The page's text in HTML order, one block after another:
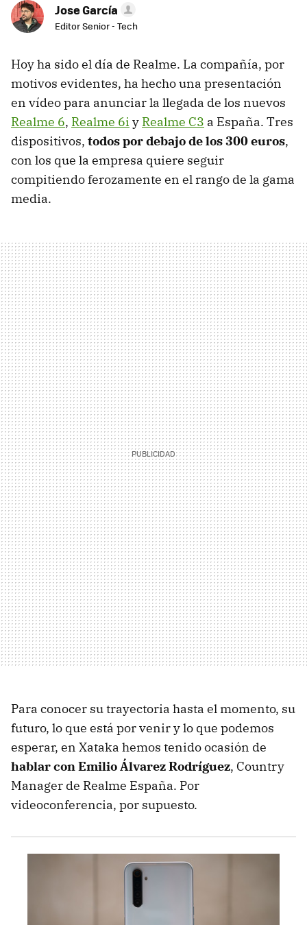
Jose García
Editor Senior - Tech
Hoy ha sido el día de Realme. La compañía, por
motivos evidentes, ha hecho una presentación
en vídeo para anunciar la llegada de los nuevos
Realme 6, Realme 6i y Realme C3 a España. Tres
dispositivos, todos por debajo de los 300 euros,
con los que la empresa quiere seguir
compitiendo ferozamente en el rango de la gama
media.
Para conocer su trayectoria hasta el momento, su
futuro, lo que está por venir y lo que podemos
esperar, en Xataka hemos tenido ocasión de
hablar con Emilio Álvarez Rodríguez, Country
Manager de Realme España. Por
videoconferencia, por supuesto.